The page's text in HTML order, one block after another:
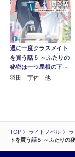
TOP ライトノベル
トを買う話５ ～ふたりの
週に一度クラスメイト
を買う話５ ～ふたりの
秘密は一つ屋根の下～
羽田 宇佐 他